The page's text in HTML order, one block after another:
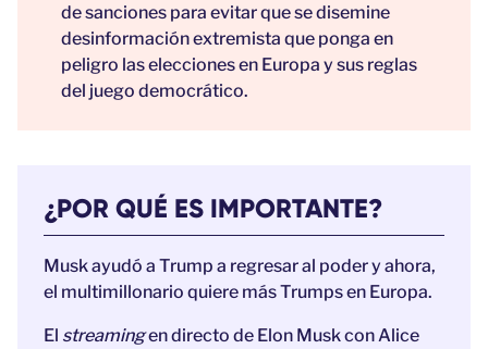
de sanciones para evitar que se disemine
desinformación extremista que ponga en
peligro las elecciones en Europa y sus reglas
del juego democrático.
¿POR QUÉ ES IMPORTANTE?
Musk ayudó a Trump a regresar al poder y ahora,
el multimillonario quiere más Trumps en Europa.
El streamingen directo de Elon Musk con Alice